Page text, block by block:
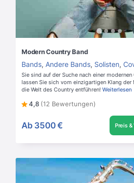
Modern Country Band
Bands, Andere Bands, Solisten,
Sie sind auf der Suche nach einer
lassen Sie sich vom einzigartigen Klang der
die Welt des Country entführen! Weiterlesen
4,8 (12 Bewertungen)
Ab 3500 € Preis